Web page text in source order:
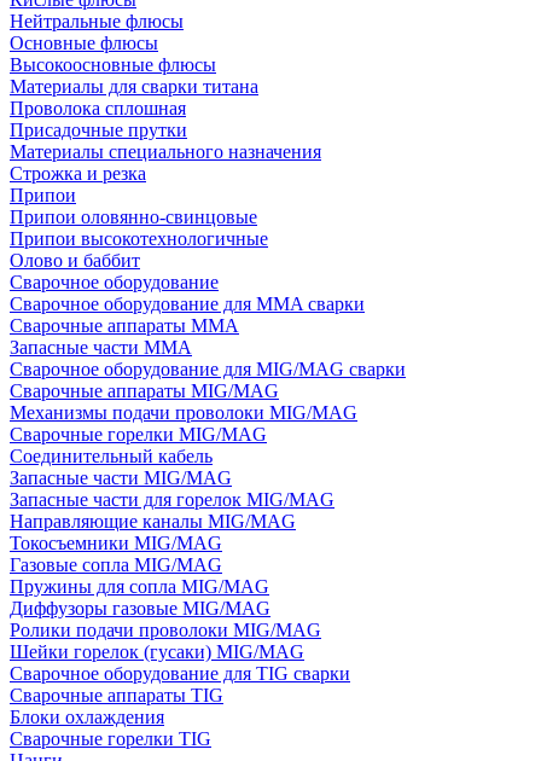
Нейтральные флюсы
Основные флюсы
Высокоосновные флюсы
Материалы для сварки титана
Проволока сплошная
Присадочные прутки
Материалы специального назначения
Строжка и резка
Припои
Припои оловянно-свинцовые
Припои высокотехнологичные
Олово и баббит
Сварочное оборудование
Сварочное оборудование для MMA сварки
Сварочные аппараты MMA
Запасные части MMA
Сварочное оборудование для MIG/MAG сварки
Сварочные аппараты MIG/MAG
Механизмы подачи проволоки MIG/MAG
Сварочные горелки MIG/MAG
Соединительный кабель
Запасные части MIG/MAG
Запасные части для горелок MIG/MAG
Направляющие каналы MIG/MAG
Токосъемники MIG/MAG
Газовые сопла MIG/MAG
Пружины для сопла MIG/MAG
Диффузоры газовые MIG/MAG
Ролики подачи проволоки MIG/MAG
Шейки горелок (гусаки) MIG/MAG
Сварочное оборудование для TIG сварки
Сварочные аппараты TIG
Блоки охлаждения
Сварочные горелки TIG